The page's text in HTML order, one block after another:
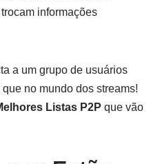
informações
a um grupo de usuários
no mundo dos streams!
Listas P2P que vão